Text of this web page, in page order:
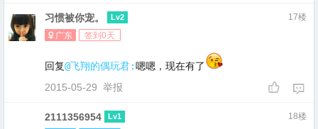
习惯被你宠。 Lv2
广东 签到0天
回复@飞翔的偶玩君:嗯嗯，现在有了
17楼
2015-05-29 举报
2111356954 Lv1 18楼